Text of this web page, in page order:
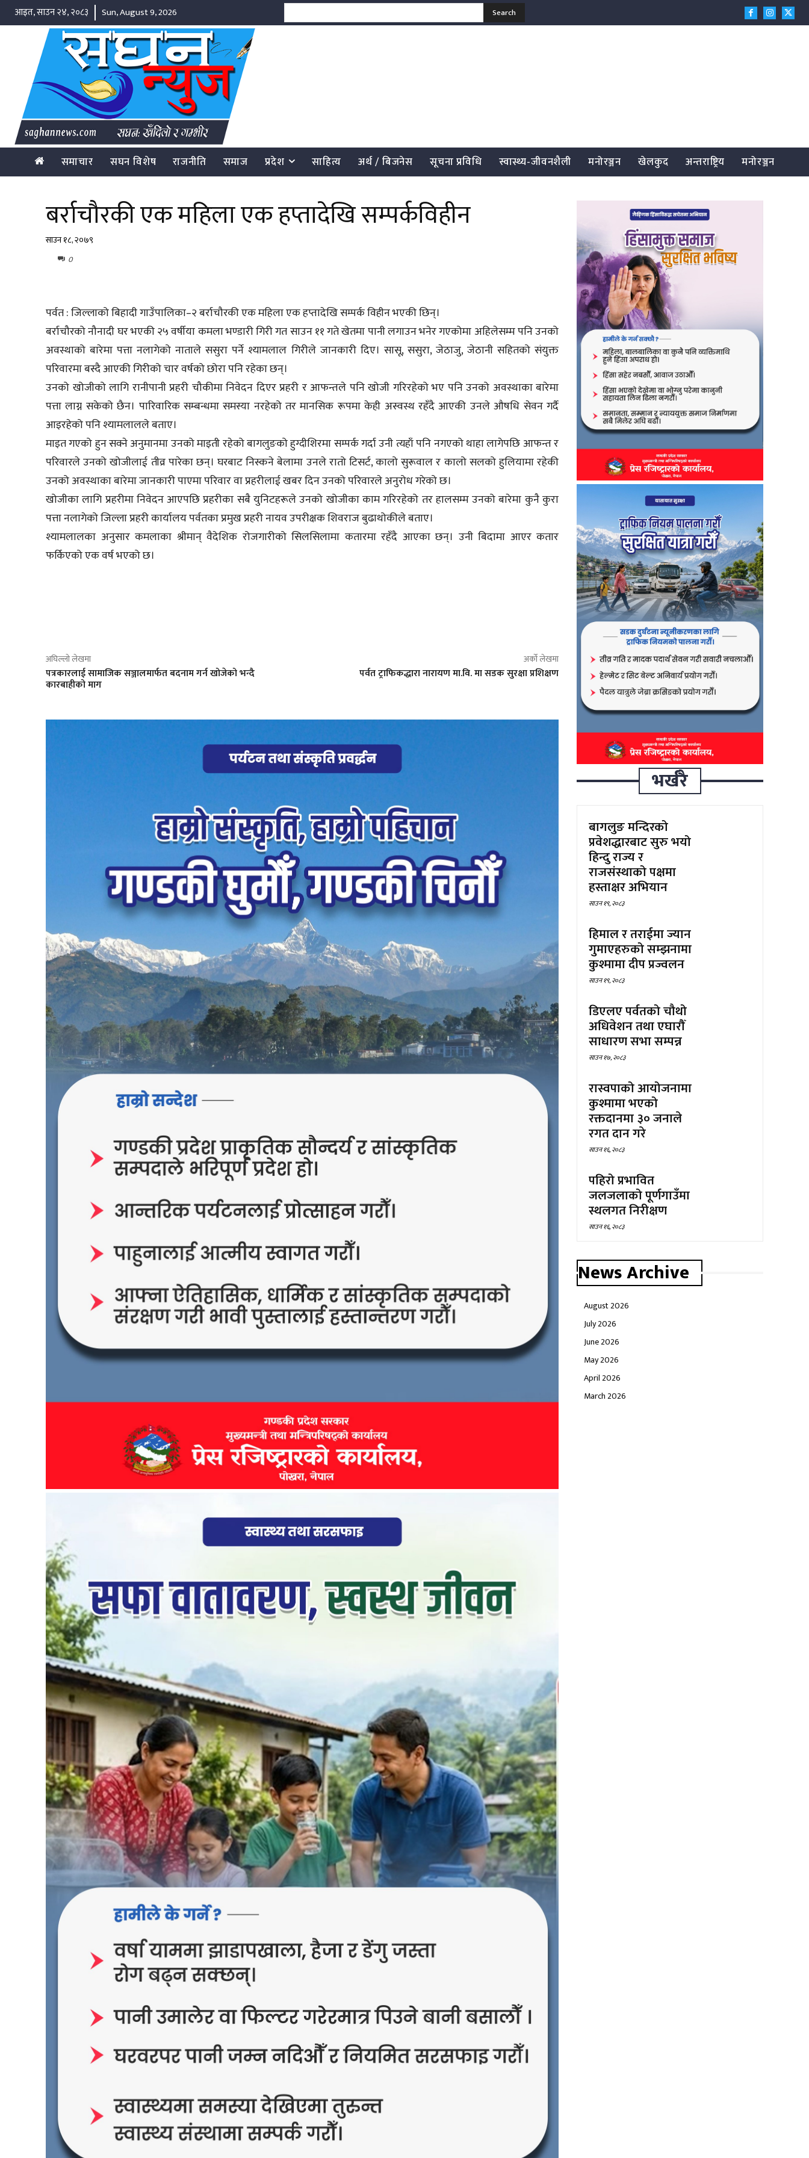
आइत, साउन २४, २०८३ Sun, August 9, 2026 Search
समाचार सघन विशेष राजनीति समाज प्रदेश साहित्य अर्थ / बिजनेस सूचना प्रविधि स्वास्थ्य-जीवनशैली मनोरञ्जन खेलकुद अन्तराष्ट्रिय मनोरञ्जन
बर्राचौरकी एक महिला एक हप्तादेखि सम्पर्कविहीन
साउन १८, २०७९
0
पर्वत : जिल्लाको बिहादी गाउँपालिका–२ बर्राचौरकी एक महिला एक हप्तादेखि सम्पर्क विहीन भएकी छिन्।
बर्राचौरको नौनादी घर भएकी २५ वर्षीया कमला भण्डारी गिरी गत साउन ११ गते खेतमा पानी लगाउन भनेर गएकोमा अहिलेसम्म पनि उनको
अवस्थाको बारेमा पत्ता नलागेको नाताले ससुरा पर्ने श्यामलाल गिरीले जानकारी दिए। सासू, ससुरा, जेठाजु, जेठानी सहितको संयुक्त
परिवारमा बस्दै आएकी गिरीको चार वर्षको छोरा पनि रहेका छन्।
उनको खोजीको लागि रानीपानी प्रहरी चौकीमा निवेदन दिएर प्रहरी र आफन्तले पनि खोजी गरिरहेको भए पनि उनको अवस्थाका बारेमा
पत्ता लाग्न सकेको छैन। पारिवारिक सम्बन्धमा समस्या नरहेको तर मानसिक रूपमा केही अस्वस्थ रहँदै आएकी उनले औषधि सेवन गर्दै
आइरहेको पनि श्यामलालले बताए।
माइत गएको हुन सक्ने अनुमानमा उनको माइती रहेको बागलुङको हुग्दीशिरमा सम्पर्क गर्दा उनी त्यहाँ पनि नगएको थाहा लागेपछि आफन्त र
परिवारले उनको खोजीलाई तीव्र पारेका छन्। घरबाट निस्कने बेलामा उनले रातो टिसर्ट, कालो सुरूवाल र कालो सलको हुलियामा रहेकी
उनको अवस्थाका बारेमा जानकारी पाएमा परिवार वा प्रहरीलाई खबर दिन उनको परिवारले अनुरोध गरेको छ।
खोजीका लागि प्रहरीमा निवेदन आएपछि प्रहरीका सबै युनिटहरूले उनको खोजीका काम गरिरहेको तर हालसम्म उनको बारेमा कुनै कुरा
पत्ता नलागेको जिल्ला प्रहरी कार्यालय पर्वतका प्रमुख प्रहरी नायव उपरीक्षक शिवराज बुढाथोकीले बताए।
श्यामलालका अनुसार कमलाका श्रीमान् वैदेशिक रोजगारीको सिलसिलामा कतारमा रहँदै आएका छन्। उनी बिदामा आएर कतार
फर्किएको एक वर्ष भएको छ।
अघिल्लो लेखमा
पत्रकारलाई सामाजिक सञ्जालमार्फत बदनाम गर्न खोजेको भन्दै
कारबाहीको माग
अर्को लेखमा
पर्वत ट्राफिकद्धारा नारायण मा.वि. मा सडक सुरक्षा प्रशिक्षण
भर्खरै
बागलुङ मन्दिरको
प्रवेशद्धारबाट सुरु भयो
हिन्दु राज्य र
राजसंस्थाको पक्षमा
हस्ताक्षर अभियान
साउन १९, २०८३
हिमाल र तराईमा ज्यान
गुमाएहरुको सम्झनामा
कुश्मामा दीप प्रज्वलन
साउन १९, २०८३
डिएलए पर्वतको चौथो
अधिवेशन तथा एघारौँ
साधारण सभा सम्पन्न
साउन १७, २०८३
रास्वपाको आयोजनामा
कुश्मामा भएको
रक्तदानमा ३० जनाले
रगत दान गरे
साउन १६, २०८३
पहिरो प्रभावित
जलजलाको पूर्णगाउँमा
स्थलगत निरीक्षण
साउन १६, २०८३
News Archive
August 2026
July 2026
June 2026
May 2026
April 2026
March 2026